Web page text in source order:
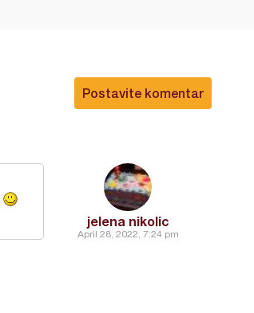
Postavite komentar
jelena nikolic
April 28, 2022, 7:24 pm